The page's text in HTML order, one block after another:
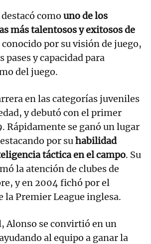
como uno de los
más talentosos y exitosos de
conocido por su visión de juego,
pases y capacidad para
del juego.
en las categorías juveniles
y debutó con el primer
Rápidamente se ganó un lugar
por suhabilidad
táctica en el campo. Su
la atención de clubes de
y en 2004 fichó por el
la Premier League inglesa.
Alonso se convirtió en un
al equipo a ganar la